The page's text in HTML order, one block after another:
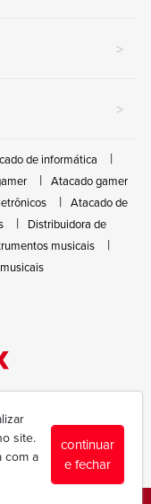
>
>
de informática
Atacado gamer
Atacado de
Distribuidora de
musicais
18:00
site.
com a
continuar
e fechar